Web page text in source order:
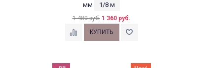
мм
1/8 м
1 480 руб. 1 360 руб.